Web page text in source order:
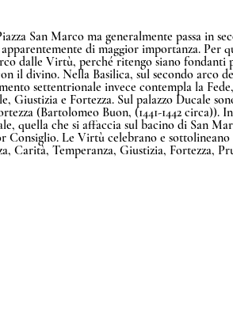
San Marco ma generalmente passa in
di maggior importanza. Per
dalle Virtù, perché ritengo siano fondanti
il divino. Nella Basilica, sul secondo arco
settentrionale invece contempla la Fede,
Giustizia e Fortezza. Sul palazzo Ducale
(Bartolomeo Buon, (1441-1442 circa)).
quella che si affaccia sul bacino di San
Consiglio. Le Virtù celebrano e
Carità, Temperanza, Giustizia, Fortezza,